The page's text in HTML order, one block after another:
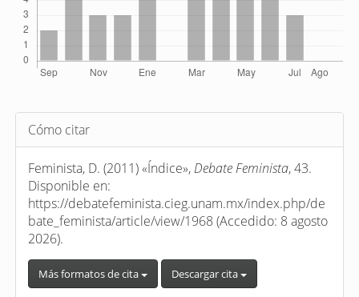
Detalles
del
artículo
Cómo citar
Feminista, D. (2011) «Índice», Debate Feminista, 43.
Disponible en:
https://debatefeminista.cieg.unam.mx/index.php/de
bate_feminista/article/view/1968 (Accedido: 8 agosto
2026).
Más formatos de cita Descargar cita